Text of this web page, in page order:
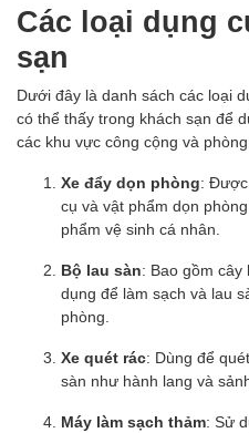
Các loại dụng
sạn
Dưới đây là danh sách các loại
có thể thấy trong khách sạn để
các khu vực công cộng và
Xe đẩy dọn phòng: Được
cụ và vật phẩm dọn
phẩm vệ sinh cá nhân.
Bộ lau sàn: Bao gồm
dụng để làm sạch và lau
phòng.
Xe quét rác: Dùng để
sàn như hành lang và
Máy làm sạch thảm: Sử